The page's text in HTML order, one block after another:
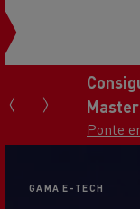
Master
Ponte
GAMA E-TECH